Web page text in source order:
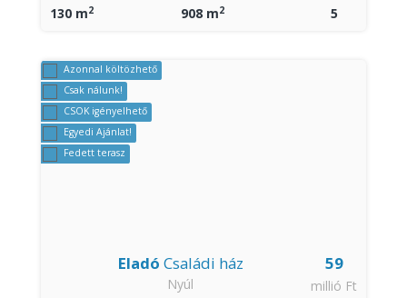
5
130 m2
908 m2
Azonnal költözhető
Csak nálunk!
CSOK igényelhető
Egyedi Ajánlat!
Fedett terasz
59
millió Ft
Eladó Családi ház
Nyúl